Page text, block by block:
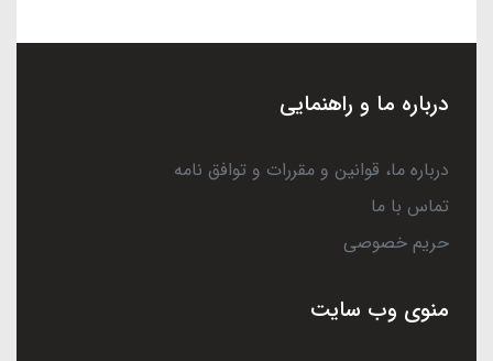
درباره ما و راهنمایی
درباره ما، قوانین و مقررات و توافق نامه
تماس با ما
حریم خصوصی
منوی وب سایت